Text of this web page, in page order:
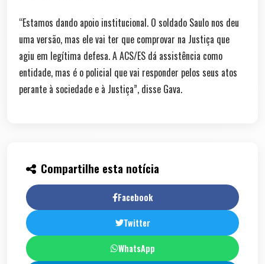
“Estamos dando apoio institucional. O soldado Saulo nos deu
uma versão, mas ele vai ter que comprovar na Justiça que
agiu em legítima defesa. A ACS/ES dá assistência como
entidade, mas é o policial que vai responder pelos seus atos
perante à sociedade e à Justiça”, disse Gava.
Compartilhe esta notícia
Facebook
Twitter
WhatsApp